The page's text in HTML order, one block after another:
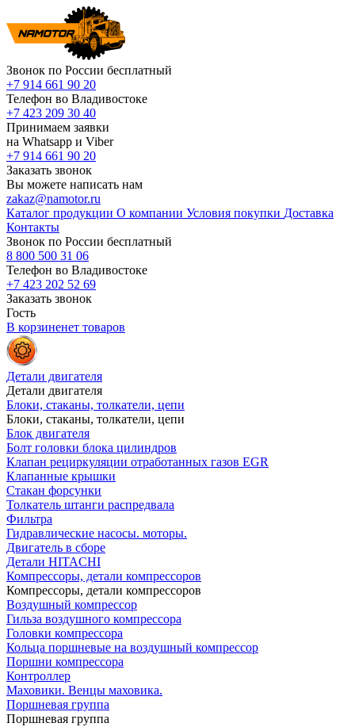
Звонок по России бесплатный
+7 914 661 90 20
Телефон во Владивостоке
+7 423 209 30 40
Принимаем заявки
на Whatsapp и Viber
+7 914 661 90 20
Заказать звонок
Вы можете написать нам
zakaz@namotor.ru
Каталог продукции О компании Условия покупки Доставка
Контакты
Звонок по России бесплатный
8 800 500 31 06
Телефон во Владивостоке
+7 423 202 52 69
Заказать звонок
Гость
В корзиненет товаров
Детали двигателя
Детали двигателя
Блоки, стаканы, толкатели, цепи
Блоки, стаканы, толкатели, цепи
Блок двигателя
Болт головки блока цилиндров
Клапан рециркуляции отработанных газов EGR
Клапанные крышки
Стакан форсунки
Толкатель штанги распредвала
Фильтра
Гидравлические насосы. моторы.
Двигатель в сборе
Детали HITACHI
Компрессоры, детали компрессоров
Компрессоры, детали компрессоров
Воздушный компрессор
Гильза воздушного компрессора
Головки компрессора
Кольца поршневые на воздушный компрессор
Поршни компрессора
Контроллер
Маховики. Венцы маховика.
Поршневая группа
Поршневая группа